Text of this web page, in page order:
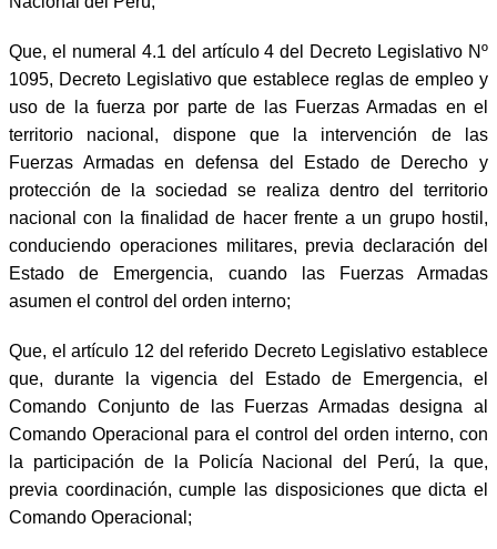
Que, el numeral 4.1 del artículo 4 del Decreto Legislativo Nº
1095, Decreto Legislativo que establece reglas de empleo y
uso de la fuerza por parte de las Fuerzas Armadas en el
territorio nacional, dispone que la intervención de las
Fuerzas Armadas en defensa del Estado de Derecho y
protección de la sociedad se realiza dentro del territorio
nacional con la finalidad de hacer frente a un grupo hostil,
conduciendo operaciones militares, previa declaración del
Estado de Emergencia, cuando las Fuerzas Armadas
asumen el control del orden interno;
Que, el artículo 12 del referido Decreto Legislativo establece
que, durante la vigencia del Estado de Emergencia, el
Comando Conjunto de las Fuerzas Armadas designa al
Comando Operacional para el control del orden interno, con
la participación de la Policía Nacional del Perú, la que,
previa coordinación, cumple las disposiciones que dicta el
Comando Operacional;